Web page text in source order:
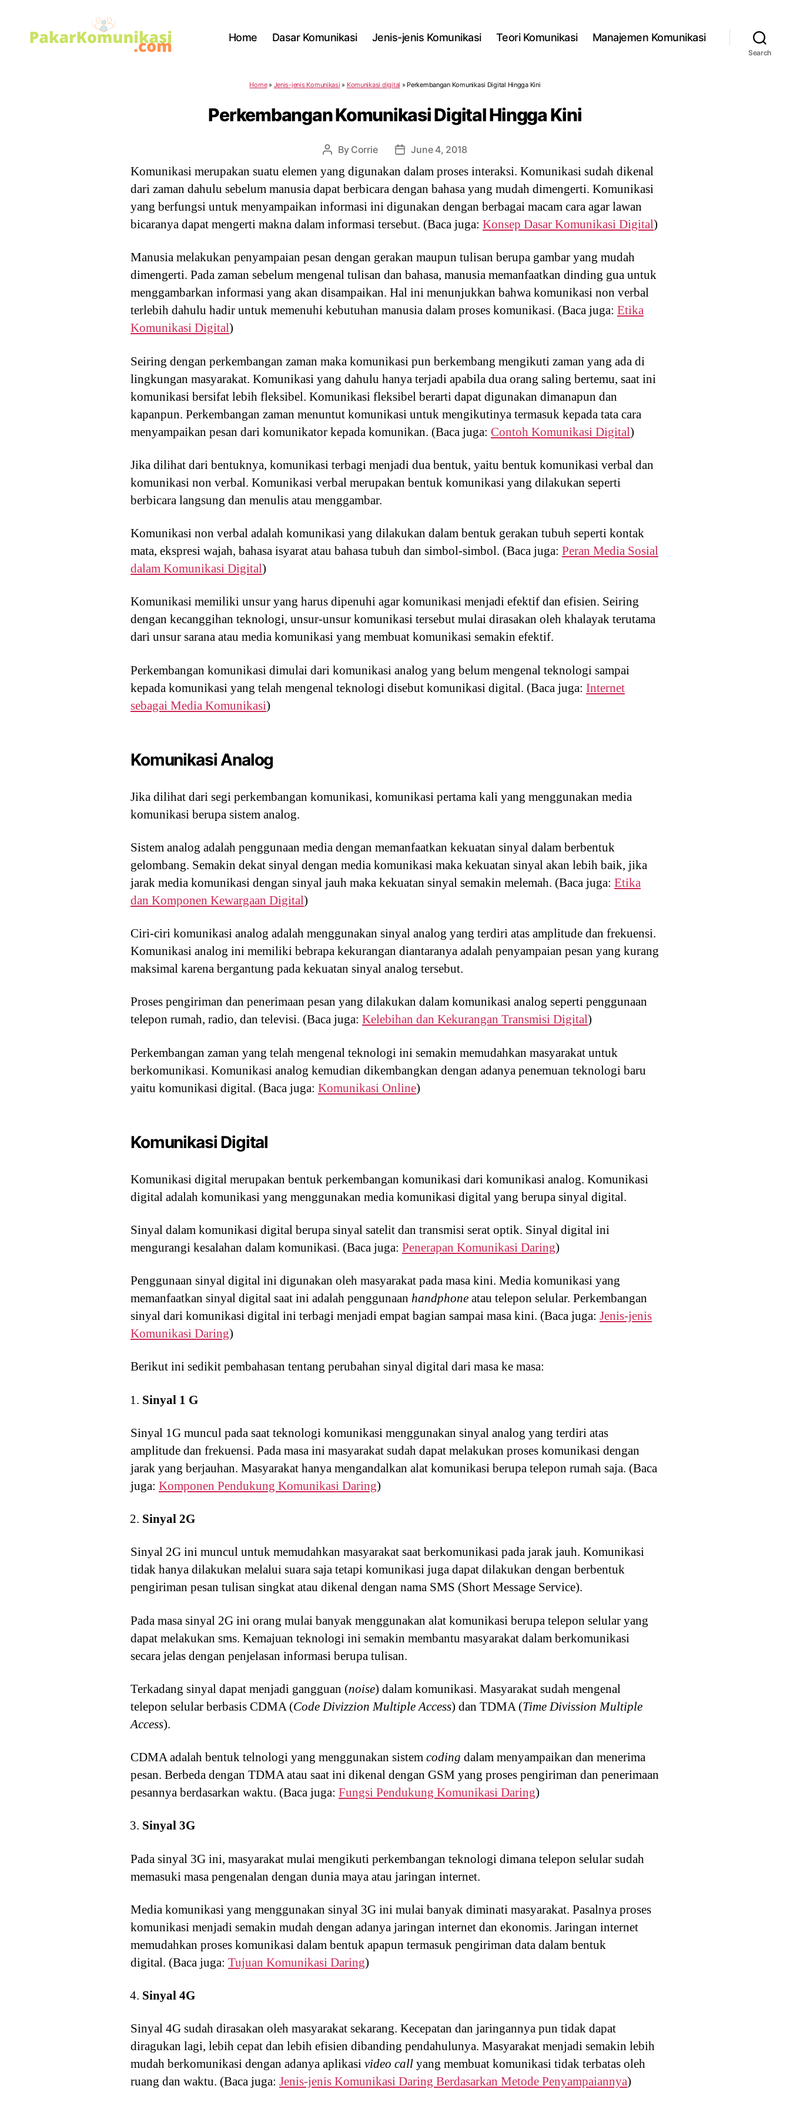
Home Dasar Komunikasi Jenis-jenis Komunikasi Teori Komunikasi Manajemen Komunikasi
Search
Home» Jenis-jenis Komunikasi » Komunikasi digital » Perkembangan Komunikasi Digital Hingga Kini
Perkembangan Komunikasi Digital Hingga Kini
Post
author
By Corrie
Post
date
June 4, 2018
Komunikasi merupakan suatu elemen yang digunakan dalam proses interaksi. Komunikasi sudah dikenal
dari zaman dahulu sebelum manusia dapat berbicara dengan bahasa yang mudah dimengerti. Komunikasi
yang berfungsi untuk menyampaikan informasi ini digunakan dengan berbagai macam cara agar lawan
bicaranya dapat mengerti makna dalam informasi tersebut. (Baca juga: Konsep Dasar Komunikasi Digital)
Manusia melakukan penyampaian pesan dengan gerakan maupun tulisan berupa gambar yang mudah
dimengerti. Pada zaman sebelum mengenal tulisan dan bahasa, manusia memanfaatkan dinding gua untuk
menggambarkan informasi yang akan disampaikan. Hal ini menunjukkan bahwa komunikasi non verbal
terlebih dahulu hadir untuk memenuhi kebutuhan manusia dalam proses komunikasi. (Baca juga: Etika
Komunikasi Digital)
Seiring dengan perkembangan zaman maka komunikasi pun berkembang mengikuti zaman yang ada di
lingkungan masyarakat. Komunikasi yang dahulu hanya terjadi apabila dua orang saling bertemu, saat ini
komunikasi bersifat lebih fleksibel. Komunikasi fleksibel berarti dapat digunakan dimanapun dan
kapanpun. Perkembangan zaman menuntut komunikasi untuk mengikutinya termasuk kepada tata cara
menyampaikan pesan dari komunikator kepada komunikan. (Baca juga: Contoh Komunikasi Digital)
Jika dilihat dari bentuknya, komunikasi terbagi menjadi dua bentuk, yaitu bentuk komunikasi verbal dan
komunikasi non verbal. Komunikasi verbal merupakan bentuk komunikasi yang dilakukan seperti
berbicara langsung dan menulis atau menggambar.
Komunikasi non verbal adalah komunikasi yang dilakukan dalam bentuk gerakan tubuh seperti kontak
mata, ekspresi wajah, bahasa isyarat atau bahasa tubuh dan simbol-simbol. (Baca juga: Peran Media Sosial
dalam Komunikasi Digital)
Komunikasi memiliki unsur yang harus dipenuhi agar komunikasi menjadi efektif dan efisien. Seiring
dengan kecanggihan teknologi, unsur-unsur komunikasi tersebut mulai dirasakan oleh khalayak terutama
dari unsur sarana atau media komunikasi yang membuat komunikasi semakin efektif.
Perkembangan komunikasi dimulai dari komunikasi analog yang belum mengenal teknologi sampai
kepada komunikasi yang telah mengenal teknologi disebut komunikasi digital. (Baca juga: Internet
sebagai Media Komunikasi)
Komunikasi Analog
Jika dilihat dari segi perkembangan komunikasi, komunikasi pertama kali yang menggunakan media
komunikasi berupa sistem analog.
Sistem analog adalah penggunaan media dengan memanfaatkan kekuatan sinyal dalam berbentuk
gelombang. Semakin dekat sinyal dengan media komunikasi maka kekuatan sinyal akan lebih baik, jika
jarak media komunikasi dengan sinyal jauh maka kekuatan sinyal semakin melemah. (Baca juga: Etika
dan Komponen Kewargaan Digital)
Ciri-ciri komunikasi analog adalah menggunakan sinyal analog yang terdiri atas amplitude dan frekuensi.
Komunikasi analog ini memiliki bebrapa kekurangan diantaranya adalah penyampaian pesan yang kurang
maksimal karena bergantung pada kekuatan sinyal analog tersebut.
Proses pengiriman dan penerimaan pesan yang dilakukan dalam komunikasi analog seperti penggunaan
telepon rumah, radio, dan televisi. (Baca juga: Kelebihan dan Kekurangan Transmisi Digital)
Perkembangan zaman yang telah mengenal teknologi ini semakin memudahkan masyarakat untuk
berkomunikasi. Komunikasi analog kemudian dikembangkan dengan adanya penemuan teknologi baru
yaitu komunikasi digital. (Baca juga: Komunikasi Online)
Komunikasi Digital
Komunikasi digital merupakan bentuk perkembangan komunikasi dari komunikasi analog. Komunikasi
digital adalah komunikasi yang menggunakan media komunikasi digital yang berupa sinyal digital.
Sinyal dalam komunikasi digital berupa sinyal satelit dan transmisi serat optik. Sinyal digital ini
mengurangi kesalahan dalam komunikasi. (Baca juga: Penerapan Komunikasi Daring)
Penggunaan sinyal digital ini digunakan oleh masyarakat pada masa kini. Media komunikasi yang
memanfaatkan sinyal digital saat ini adalah penggunaan handphone atau telepon selular. Perkembangan
sinyal dari komunikasi digital ini terbagi menjadi empat bagian sampai masa kini. (Baca juga: Jenis-jenis
Komunikasi Daring)
Berikut ini sedikit pembahasan tentang perubahan sinyal digital dari masa ke masa:
Sinyal 1 G
Sinyal 1G muncul pada saat teknologi komunikasi menggunakan sinyal analog yang terdiri atas
amplitude dan frekuensi. Pada masa ini masyarakat sudah dapat melakukan proses komunikasi dengan
jarak yang berjauhan. Masyarakat hanya mengandalkan alat komunikasi berupa telepon rumah saja. (Baca
juga: Komponen Pendukung Komunikasi Daring)
Sinyal 2G
Sinyal 2G ini muncul untuk memudahkan masyarakat saat berkomunikasi pada jarak jauh. Komunikasi
tidak hanya dilakukan melalui suara saja tetapi komunikasi juga dapat dilakukan dengan berbentuk
pengiriman pesan tulisan singkat atau dikenal dengan nama SMS (Short Message Service).
Pada masa sinyal 2G ini orang mulai banyak menggunakan alat komunikasi berupa telepon selular yang
dapat melakukan sms. Kemajuan teknologi ini semakin membantu masyarakat dalam berkomunikasi
secara jelas dengan penjelasan informasi berupa tulisan.
Terkadang sinyal dapat menjadi gangguan (noise) dalam komunikasi. Masyarakat sudah mengenal
telepon selular berbasis CDMA (Code Divizzion Multiple Access) dan TDMA (Time Divission Multiple
Access).
CDMA adalah bentuk telnologi yang menggunakan sistem coding dalam menyampaikan dan menerima
pesan. Berbeda dengan TDMA atau saat ini dikenal dengan GSM yang proses pengiriman dan penerimaan
pesannya berdasarkan waktu. (Baca juga: Fungsi Pendukung Komunikasi Daring)
Sinyal 3G
Pada sinyal 3G ini, masyarakat mulai mengikuti perkembangan teknologi dimana telepon selular sudah
memasuki masa pengenalan dengan dunia maya atau jaringan internet.
Media komunikasi yang menggunakan sinyal 3G ini mulai banyak diminati masyarakat. Pasalnya proses
komunikasi menjadi semakin mudah dengan adanya jaringan internet dan ekonomis. Jaringan internet
memudahkan proses komunikasi dalam bentuk apapun termasuk pengiriman data dalam bentuk
digital. (Baca juga: Tujuan Komunikasi Daring)
Sinyal 4G
Sinyal 4G sudah dirasakan oleh masyarakat sekarang. Kecepatan dan jaringannya pun tidak dapat
diragukan lagi, lebih cepat dan lebih efisien dibanding pendahulunya. Masyarakat menjadi semakin lebih
mudah berkomunikasi dengan adanya aplikasi video call yang membuat komunikasi tidak terbatas oleh
ruang dan waktu. (Baca juga: Jenis-jenis Komunikasi Daring Berdasarkan Metode Penyampaiannya)